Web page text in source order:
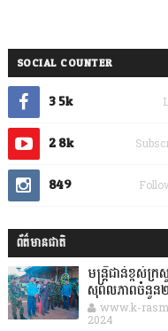
SOCIAL COUNTER
3.5k
2.8k
849
ព័ត៌មានជាតិ
មន្ត្រីជាន់ខ្ពស់ក្
សុពលភាពចំនួន
www.k-
2024